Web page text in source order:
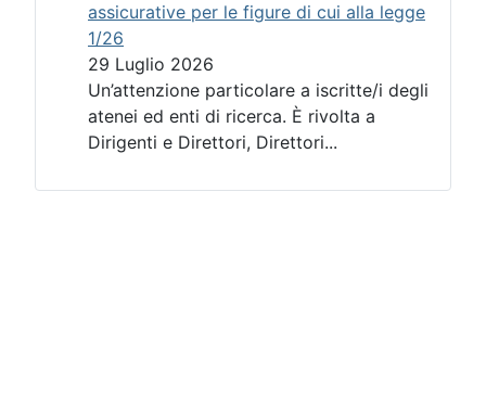
assicurative per le figure di cui alla legge
1/26
29 Luglio 2026
Un’attenzione particolare a iscritte/i degli
atenei ed enti di ricerca. È rivolta a
Dirigenti e Direttori, Direttori...